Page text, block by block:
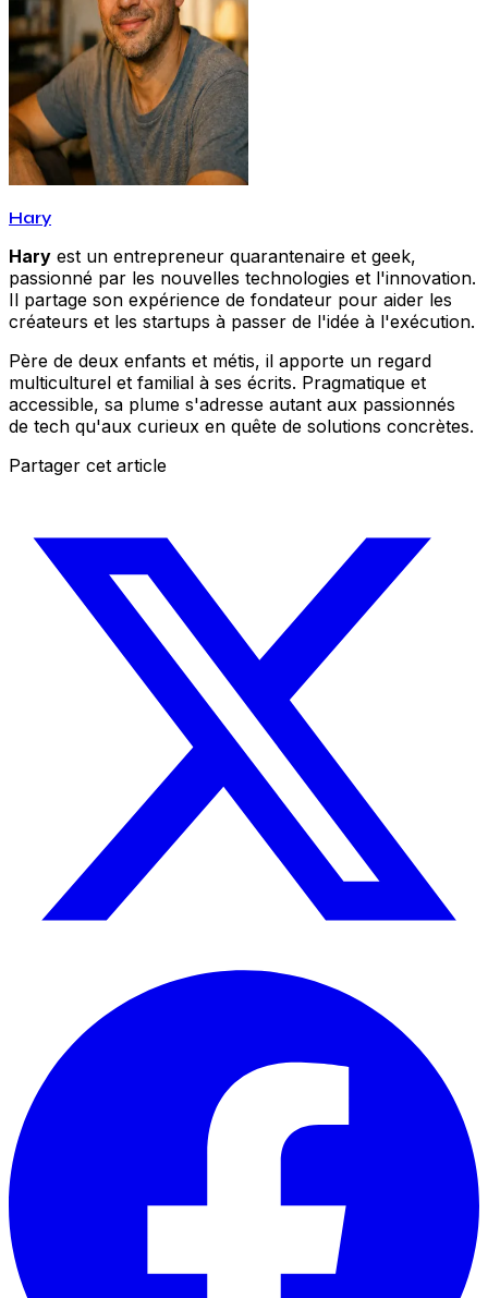
Hary
Hary est un entrepreneur quarantenaire et geek,
passionné par les nouvelles technologies et l'innovation.
Il partage son expérience de fondateur pour aider les
créateurs et les startups à passer de l'idée à l'exécution.
Père de deux enfants et métis, il apporte un regard
multiculturel et familial à ses écrits. Pragmatique et
accessible, sa plume s'adresse autant aux passionnés
de tech qu'aux curieux en quête de solutions concrètes.
Partager cet article